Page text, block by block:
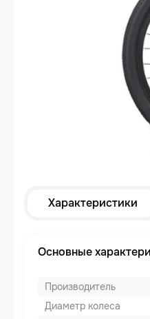
Характеристики
Основные
Производитель
Диаметр колеса